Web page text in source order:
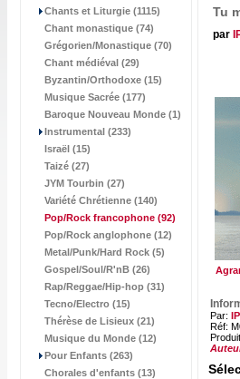
Chants et Liturgie (1115)
Chant monastique (74)
Grégorien/Monastique (70)
Chant médiéval (29)
Byzantin/Orthodoxe (15)
Musique Sacrée (177)
Baroque Nouveau Monde (1)
Instrumental (233)
Israël (15)
Taizé (27)
JYM Tourbin (27)
Variété Chrétienne (140)
Pop/Rock francophone (92)
Pop/Rock anglophone (12)
Metal/Punk/Hard Rock (5)
Gospel/Soul/R'nB (26)
Rap/Reggae/Hip-hop (31)
Tecno/Electro (15)
Thérèse de Lisieux (21)
Musique du Monde (12)
Pour Enfants (263)
Chorales d'enfants (13)
Tu
par
Par:
Réf: